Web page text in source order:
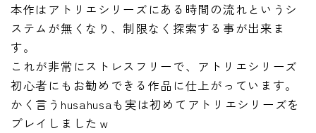
本作はアトリエシリーズにある時間の流れというシ
ステムが無くなり、制限なく探索する事が出来ま
す。
これが非常にストレスフリーで、アトリエシリーズ
初心者にもお勧めできる作品に仕上がっています。
かく言うhusahusaも実は初めてアトリエシリーズを
プレイしましたｗ